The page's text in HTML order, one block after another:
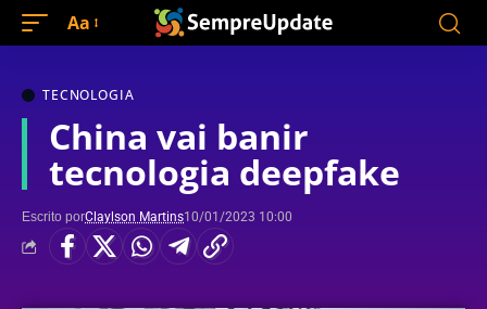
Aa
TECNOLOGIA
China vai banir
tecnologia deepfake
Escrito porClaylson Martins10/01/2023 10:00